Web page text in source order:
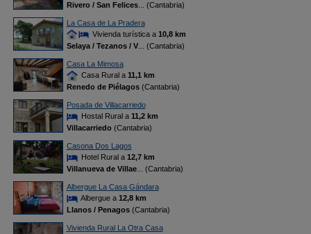
Rivero / San Felices... (Cantabria)
La Casa de La Pradera
Vivienda turística a 10,8 km
Selaya / Tezanos / V... (Cantabria)
Casa La Mimosa
Casa Rural a 11,1 km
Renedo de Piélagos(Cantabria)
Posada de Villacarriedo
Hostal Rural a 11,2 km
Villacarriedo(Cantabria)
Casona Dos Lagos
Hotel Rural a 12,7 km
Villanueva de Villae... (Cantabria)
Albergue La Casa Gándara
Albergue a 12,8 km
Llanos / Penagos(Cantabria)
Vivienda Rural La Otra Casa